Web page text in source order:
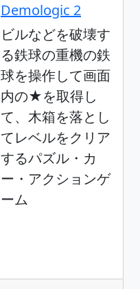
Demologic 2
ビルなどを破壊す
る鉄球の重機の鉄
球を操作して画面
内の★を取得し
て、木箱を落とし
てレベルをクリア
するパズル・カ
ー・アクションゲ
ーム